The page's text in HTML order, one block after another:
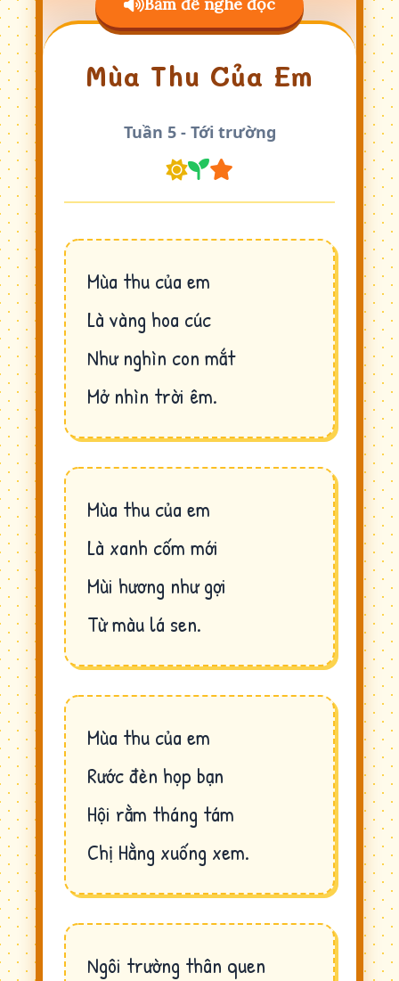
Bấm để nghe đọc
Mùa Thu Của Em
Tuần 5 - Tới trường
Mùa thu của em
Là vàng hoa cúc
Như nghìn con mắt
Mở nhìn trời êm.
Mùa thu của em
Là xanh cốm mới
Mùi hương như gợi
Từ màu lá sen.
Mùa thu của em
Rước đèn họp bạn
Hội rằm tháng tám
Chị Hằng xuống xem.
Ngôi trường thân quen